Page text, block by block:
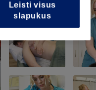
Leisti visus
slapukus